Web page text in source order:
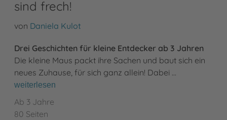
sind frech!
von Daniela Kulot
Drei Geschichten für kleine Entdecker ab 3 Jahren
Die kleine Maus packt ihre Sachen und baut sich ein
neues Zuhause, für sich ganz allein! Dabei …
weiterlesen
Ab 3 Jahre
80 Seiten